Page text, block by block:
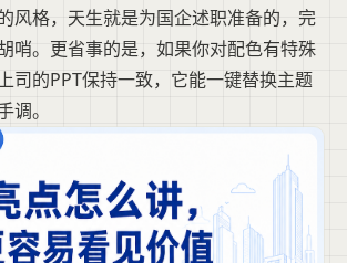
风格，天生就是为国企述职准备的，完
哨。更省事的是，如果你对配色有特殊
司的PPT保持一致，它能一键替换主题
调。